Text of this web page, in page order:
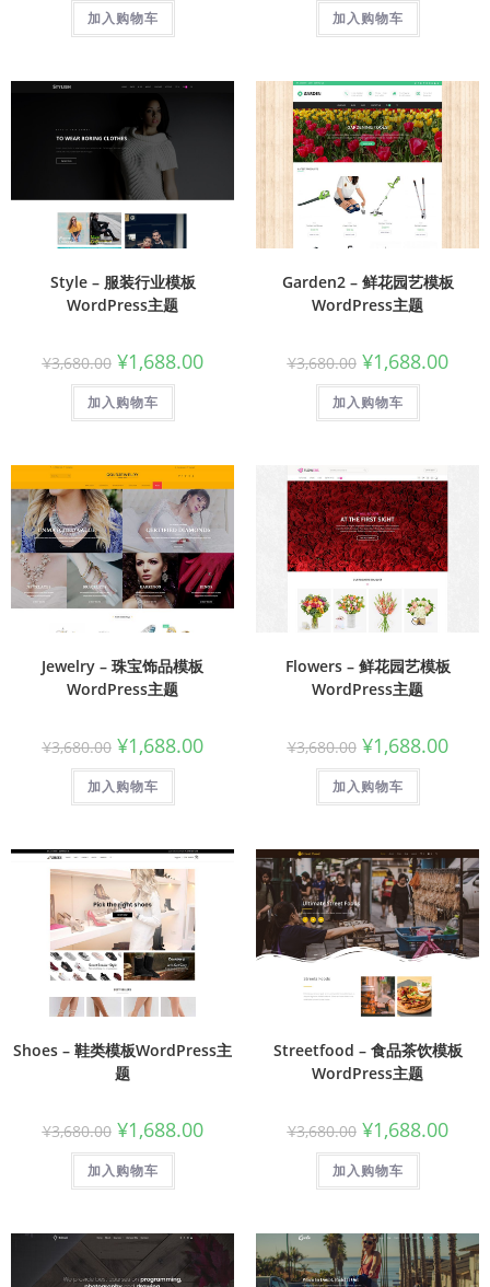
加入购物车 加入购物车
Style – 服装行业模板
WordPress主题
¥3,680.00 ¥1,688.00
加入购物车
Garden2 – 鲜花园艺模板
WordPress主题
¥3,680.00 ¥1,688.00
加入购物车
Jewelry – 珠宝饰品模板
WordPress主题
¥3,680.00 ¥1,688.00
加入购物车
Flowers – 鲜花园艺模板
WordPress主题
¥3,680.00 ¥1,688.00
加入购物车
Shoes – 鞋类模板WordPress主
题
¥3,680.00 ¥1,688.00
加入购物车
Streetfood – 食品茶饮模板
WordPress主题
¥3,680.00 ¥1,688.00
加入购物车